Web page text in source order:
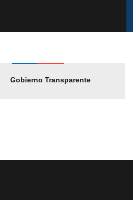
Gobierno Transparente